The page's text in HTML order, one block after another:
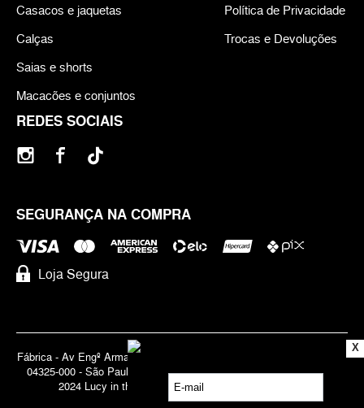
REDES SOCIAIS
SEGURANÇA NA COMPRA
Loja Segura
Casacos e jaquetas
Calças
Saias e shorts
Macacões e conjuntos
Política de Privacidade
Trocas e Devoluções
Fábrica - Av Engº Armando de Arruda Pereira, 3888 - Jabaquara | Cep
04325-000 - São Paulo - SP - Brasil CNPJ 71.947.691/0001-83 | ©
2024 Lucy in the Sky | Todos os direitos reservados.
X